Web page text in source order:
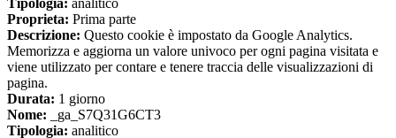
Tipologia: analitico
Proprieta: Prima parte
Descrizione: Questo cookie è impostato da Google Analytics.
Memorizza e aggiorna un valore univoco per ogni pagina visitata e
viene utilizzato per contare e tenere traccia delle visualizzazioni di
pagina.
Durata: 1 giorno
Nome: _ga_S7Q31G6CT3
Tipologia: analitico